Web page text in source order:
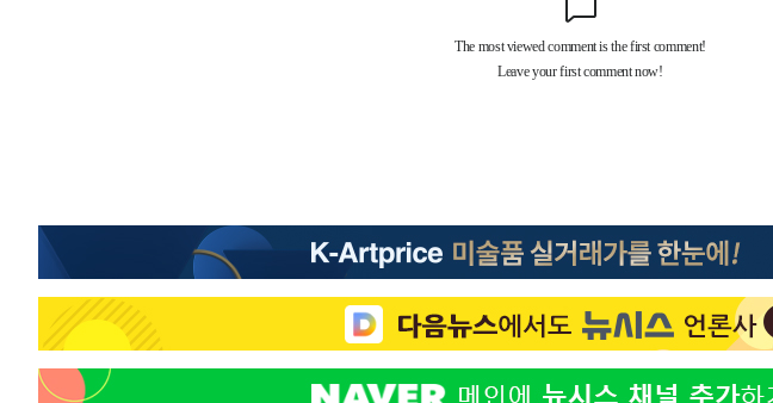
이강인 "아틀레티코 이적 기뻐…등번호 7번 의미보단 팀 위해 뛸
[속보]與 당대표 경선, 제주·인천 권리당원 투표 김민석 승리
-2722초 전 >강릉에 시간당 81.4㎜ 물폭탄…도로 잠기고 담벼락 붕괴
19분 전 >
백운산서 80년근 천종산삼 9뿌리 발견…감정가 1.3억원
1시간 전 >남자 농구, 나고야 아시안게임서 '홈팀' 일본과 한일전
1시간 전 >여수 오동도 해상서 모터보트 전복…1명 사망·1명 실종
2시간 전 >
극한폭염 한풀 꺾이지만…'낮 최고 35도' 무더위, 열대야 계속[다음주